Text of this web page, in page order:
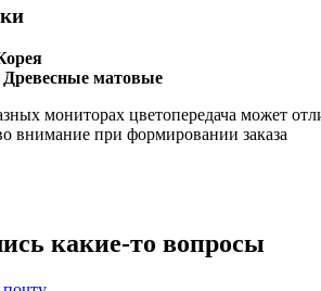
Древесные матовые
мониторах цветопередача может
внимание при формировании заказа
какие-то вопросы